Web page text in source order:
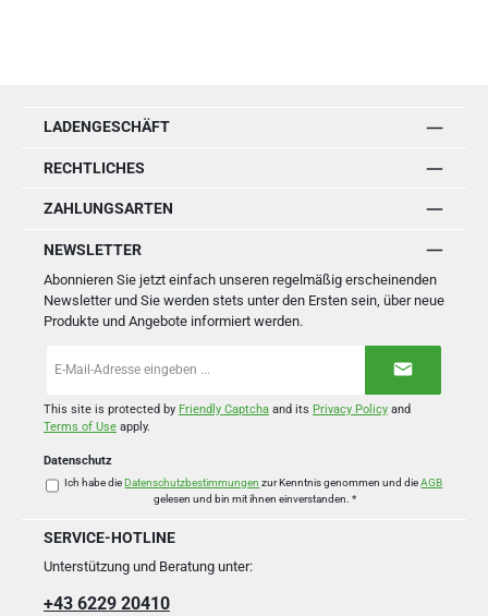
LADENGESCHÄFT
RECHTLICHES
ZAHLUNGSARTEN
NEWSLETTER
Abonnieren Sie jetzt einfach unseren regelmäßig erscheinenden
Newsletter und Sie werden stets unter den Ersten sein, über neue
Produkte und Angebote informiert werden.
Mail-
*
This site is protected by Friendly Captcha and its Privacy Policy and
Terms of Use apply.
Datenschutz
Ich habe dieDatenschutzbestimmungen zur Kenntnis genommen und dieAGB
gelesen und bin mit ihnen einverstanden. *
SERVICE-HOTLINE
Unterstützung und Beratung unter:
+43 6229 20410